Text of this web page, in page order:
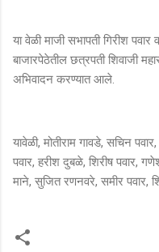
या वेळी माजी सभापती गिरीश
बाजारपेठेतील छत्रपती शिवाजी
अभिवादन करण्यात आले.
यावेळी, मोतीराम गावडे, सचिन
पवार, हरीश दुबळे, शिरीष पवार,
माने, सुजित रणनवरे, समीर पवार,